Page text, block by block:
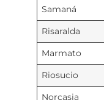
Samaná
Risaralda
Marmato
Riosucio
Norcasia